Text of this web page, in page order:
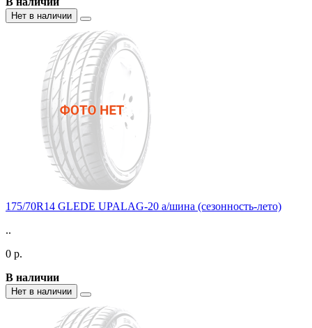
Нет в наличии
175/70R14 GLEDE UPALAG-20 а/шина (сезонность-лето)
..
0 р.
В наличии
Нет в наличии